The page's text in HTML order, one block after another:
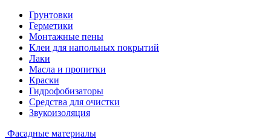
Грунтовки
Герметики
Монтажные пены
Клеи для напольных покрытий
Лаки
Масла и пропитки
Краски
Гидрофобизаторы
Средства для очистки
Звукоизоляция
Фасадные материалы